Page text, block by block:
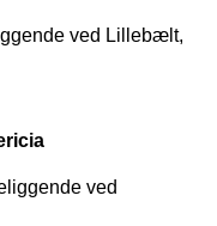
ved Lillebælt,
ved